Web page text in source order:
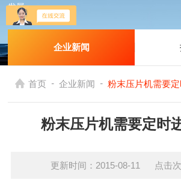
发展
企业新闻
首页 - 企业新闻 - 粉末压片机需要
粉末压片机需要定时
更新时间：2015-08-11 点击